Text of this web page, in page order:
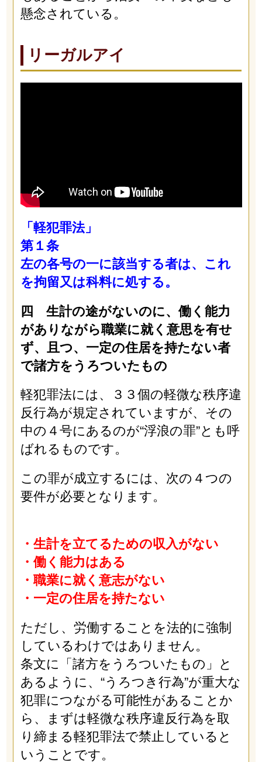
懸念されている。
リーガルアイ
「軽犯罪法」
第１条
左の各号の一に該当する者は、これ
を拘留又は科料に処する。
四 生計の途がないのに、働く能力
がありながら職業に就く意思を有せ
ず、且つ、一定の住居を持たない者
で諸方をうろついたもの
軽犯罪法には、３３個の軽微な秩序違
反行為が規定されていますが、その
中の４号にあるのが“浮浪の罪”とも呼
ばれるものです。
この罪が成立するには、次の４つの
要件が必要となります。
・生計を立てるための収入がない
・働く能力はある
・職業に就く意志がない
・一定の住居を持たない
ただし、労働することを法的に強制
しているわけではありません。
条文に「諸方をうろついたもの」と
あるように、“うろつき行為”が重大な
犯罪につながる可能性があることか
ら、まずは軽微な秩序違反行為を取
り締まる軽犯罪法で禁止していると
いうことです。